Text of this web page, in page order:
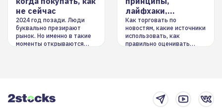
не сейчас
2024 год позади. Люди
буквально презирают
рынок. Но именно в такие
моменты открываются
лайфхаки,
инструменты
Как торговать по
новостям, какие источники
использовать, как
правильно оценивать